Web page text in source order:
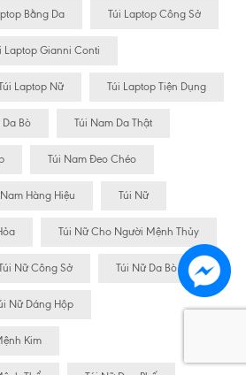
Bằng Da Túi Laptop Công Sở
Laptop Gianni Conti
Laptop Nữ Túi Laptop Tiện Dụng
Da Bò Túi Nam Da Thật
Túi Nam Đeo Chéo
Hàng Hiệu Túi Nữ
Túi Nữ Cho Người Mệnh Thủy
Nữ Công Sở Túi Nữ Da Bò
Nữ Dáng Hộp
Kim